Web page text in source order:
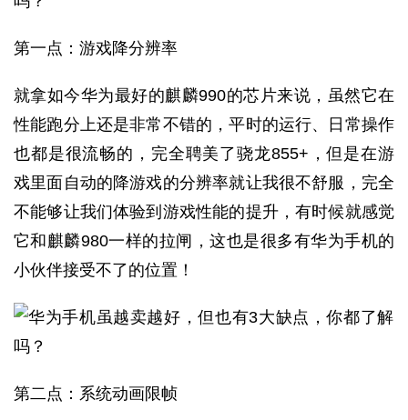
第一点：游戏降分辨率
就拿如今华为最好的麒麟990的芯片来说，虽然它在
性能跑分上还是非常不错的，平时的运行、日常操作
也都是很流畅的，完全聘美了骁龙855+，但是在游
戏里面自动的降游戏的分辨率就让我很不舒服，完全
不能够让我们体验到游戏性能的提升，有时候就感觉
它和麒麟980一样的拉闸，这也是很多有华为手机的
小伙伴接受不了的位置！
第二点：系统动画限帧